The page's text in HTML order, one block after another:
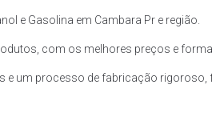
e Gasolina em Cambara Pr e região.
com os melhores preços e
um processo de fabricação rigoroso,